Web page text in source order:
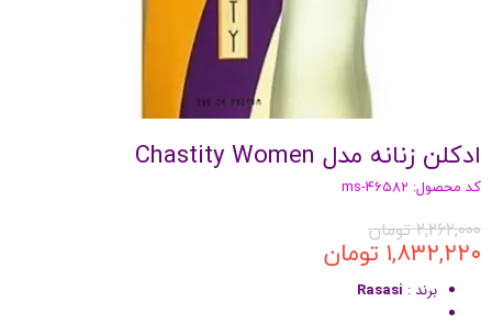
ادکلن زنانه مدل Chastity Women
کد محصول: ms-46582
۲,۲۶۲,۰۰۰ تومان
۱,۸۳۲,۲۲۰ تومان
برند : Rasasi